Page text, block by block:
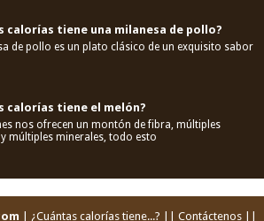
calorías tiene una milanesa de pollo?
de pollo es un plato clásico de un exquisito sabor
calorías tiene el melón?
nos ofrecen un montón de fibra, múltiples
múltiples minerales, todo esto
| ¿Cuántas calorías tiene...? || Contáctenos||